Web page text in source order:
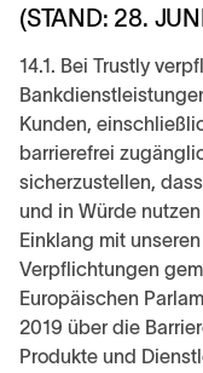
(STAND: 28.
14.1. Bei Trustly
Kunden,
barrierefrei
sicherzustellen,
und in Würde
Einklang mit
Verpflichtungen
Europäischen
2019 über die
Produkte und